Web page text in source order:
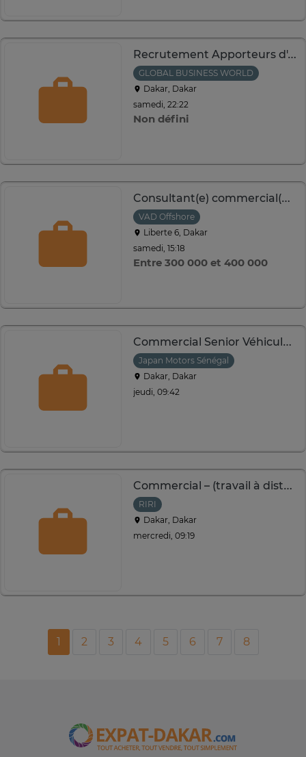
Recrutement Apporteurs d'Affaires - GLOBAL BUSINESS WORLD
GLOBAL BUSINESS WORLD
Dakar, Dakar
samedi, 22:22
Non défini
Consultant(e) commercial(e) Vente à distance francophone
VAD Offshore
Liberte 6, Dakar
samedi, 15:18
Entre 300 000 et 400 000
Commercial Senior Véhicules Neufs
Japan Motors Sénégal
Dakar, Dakar
jeudi, 09:42
Commercial – (travail à distance possible)
RIRI
Dakar, Dakar
mercredi, 09:19
1 2 3 4 5 6 7 8